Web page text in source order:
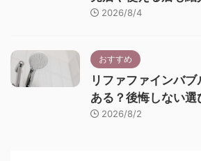
2026/8/4
おすすめ
リファファインバ
ある？後悔しない選
2026/8/2